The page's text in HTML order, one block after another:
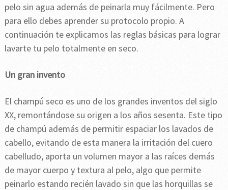
pelo sin agua además de peinarla muy fácilmente. Pero
para ello debes aprender su protocolo propio. A
continuación te explicamos las reglas básicas para lograr
lavarte tu pelo totalmente en seco.
Un gran invento
El champú seco es uno de los grandes inventos del siglo
XX, remontándose su origen a los años sesenta. Este tipo
de champú además de permitir espaciar los lavados de
cabello, evitando de esta manera la irritación del cuero
cabelludo, aporta un volumen mayor a las raíces demás
de mayor cuerpo y textura al pelo, algo que permite
peinarlo estando recién lavado sin que las horquillas se